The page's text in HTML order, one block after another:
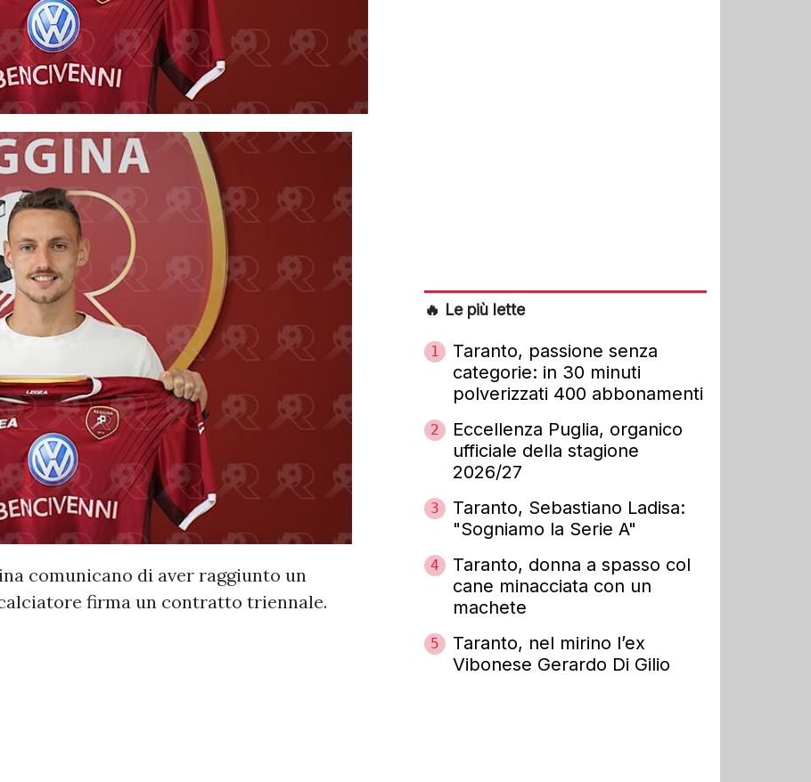
comunicano di aver raggiunto un
firma un contratto triennale.
🔥 Le più lette
1
Taranto, passione senza
categorie: in 30 minuti
polverizzati 400 abbonamenti
2
Eccellenza Puglia, organico
ufficiale della stagione
2026/27
3
Taranto, Sebastiano Ladisa:
"Sogniamo la Serie A"
4
Taranto, donna a spasso col
cane minacciata con un
machete
5
Taranto, nel mirino l’ex
Vibonese Gerardo Di Gilio